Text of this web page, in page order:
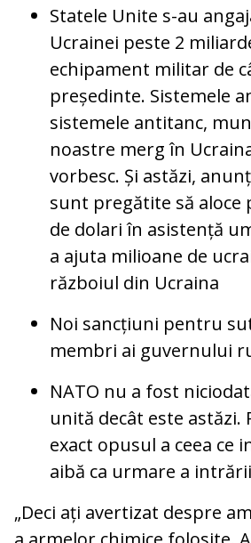
Statele Unite s-au
Ucrainei peste 2
echipament militar de
președinte. Sistemele
sistemele antitanc,
noastre merg în
vorbesc. Și astăzi,
sunt pregătite să aloce
de dolari în asistență
a ajuta milioane de
războiul din Ucraina
Noi sancțiuni pentru
membri ai guvernului
NATO nu a fost
unită decât este astăzi.
exact opusul a ceea ce
aibă ca urmare a
„Deci ați avertizat despre